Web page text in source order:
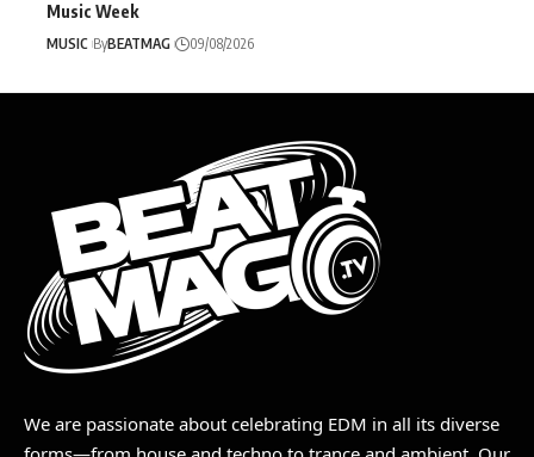
Music Week
MUSIC ByBEATMAG 09/08/2026
We are passionate about celebrating EDM in all its diverse